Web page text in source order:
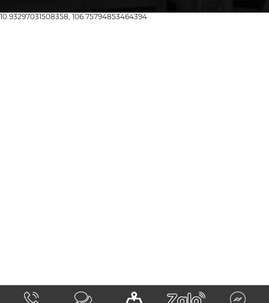
10.93297031508358, 106.75794853464394